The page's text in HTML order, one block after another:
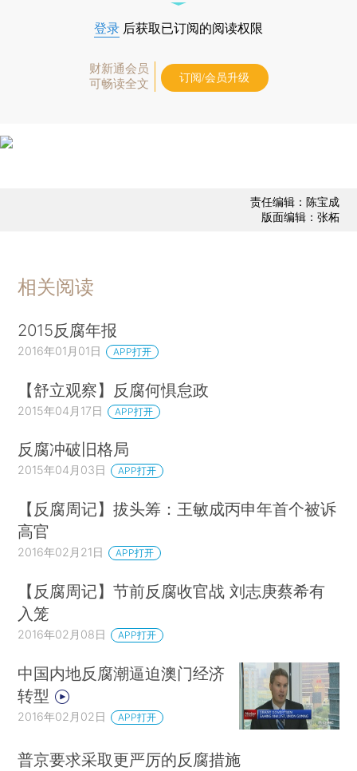
登录 后获取已订阅的阅读权限
财新通会员
可畅读全文
订阅/会员升级
责任编辑：陈宝成
版面编辑：张柘
相关阅读
2015反腐年报
2016年01月01日 APP打开
【舒立观察】反腐何惧怠政
2015年04月17日 APP打开
反腐冲破旧格局
2015年04月03日 APP打开
【反腐周记】拔头筹：王敏成丙申年首个被诉
高官
2016年02月21日 APP打开
【反腐周记】节前反腐收官战 刘志庚蔡希有
入笼
2016年02月08日 APP打开
中国内地反腐潮逼迫澳门经济
转型
2016年02月02日 APP打开
普京要求采取更严厉的反腐措施